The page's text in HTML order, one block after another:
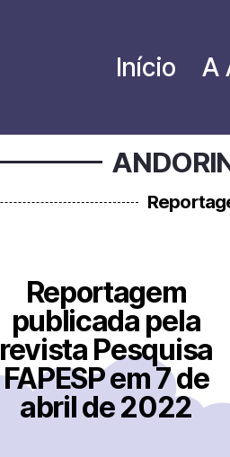
Início A
Reportagem
publicada pela
revista Pesquisa
FAPESP em 7 de
abril de 2022